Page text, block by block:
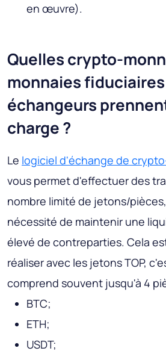
en œuvre).
Quelles crypto-
monnaies
échangeurs
charge ?
Le logiciel d'échange de
vous permet d'effectuer des
nombre limité de jetons/
nécessité de maintenir une
élevé de contreparties. Cela
réaliser avec les jetons TOP,
comprend souvent jusqu'à 4
BTC;
ETH;
USDT;